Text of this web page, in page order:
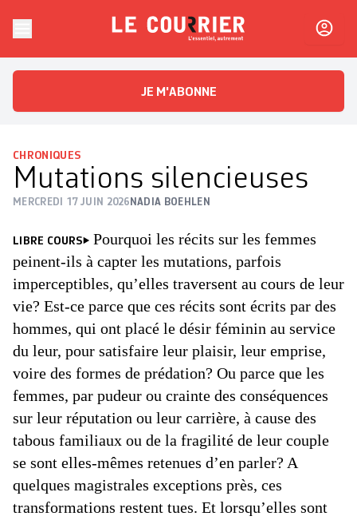
Le CourrierL'essentiel, autrement
JE M'ABONNE
CHRONIQUES
Mutations silencieuses
MERCREDI 17 JUIN 2026 NADIA BOEHLEN
LIBRE COURS
Pourquoi les récits sur les femmes
peinent-ils à capter les mutations, parfois
imperceptibles, qu’elles traversent au cours de leur
vie? Est-ce parce que ces récits sont écrits par des
hommes, qui ont placé le désir féminin au service
du leur, pour satisfaire leur plaisir, leur emprise,
voire des formes de prédation? Ou parce que les
femmes, par pudeur ou crainte des conséquences
sur leur réputation ou leur carrière, à cause des
tabous familiaux ou de la fragilité de leur couple
se sont elles-mêmes retenues d’en parler? A
quelques magistrales exceptions près, ces
transformations restent tues. Et lorsqu’elles sont